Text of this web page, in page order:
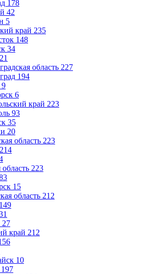
178
42
5
край 235
148
34
21
область 227
194
9
6
край 223
93
35
20
область 223
214
223
15
область 212
149
27
край 212
10
197